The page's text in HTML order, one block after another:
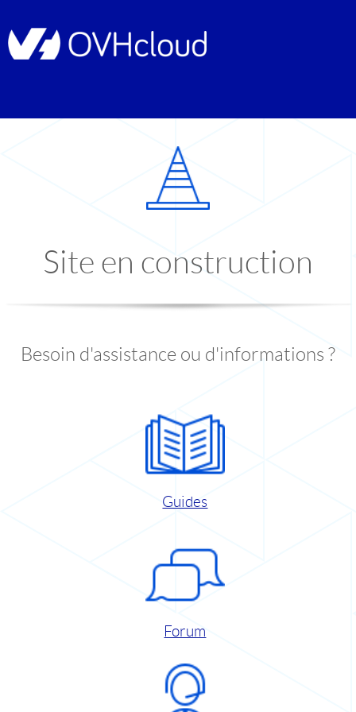
Site en construction
Besoin d'assistance ou d'informations ?
Guides
Forum